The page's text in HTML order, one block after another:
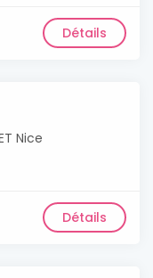
Détails
Nice
Détails